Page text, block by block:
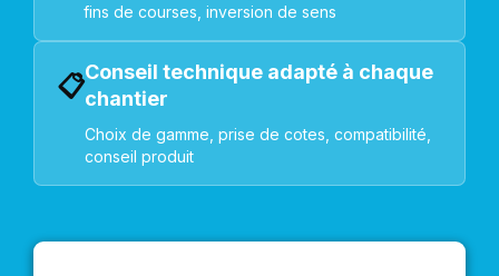
fins de courses, inversion de sens
📋Conseil technique adapté à chaque
chantier
Choix de gamme, prise de cotes, compatibilité,
conseil produit